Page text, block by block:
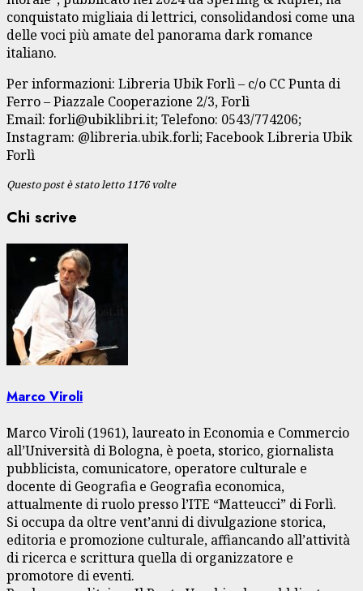
conquistato migliaia di lettrici, consolidandosi come una
delle voci più amate del panorama dark romance
italiano.
Per informazioni: Libreria Ubik Forlì – c/o CC Punta di
Ferro – Piazzale Cooperazione 2/3, Forlì
Email: forli@ubiklibri.it; Telefono: 0543/774206;
Instagram: @libreria.ubik.forli; Facebook Libreria Ubik
Forlì
Questo post è stato letto 1176 volte
Chi scrive
Marco Viroli
Marco Viroli (1961), laureato in Economia e Commercio
all’Università di Bologna, è poeta, storico, giornalista
pubblicista, comunicatore, operatore culturale e
docente di Geografia e Geografia economica,
attualmente di ruolo presso l’ITE “Matteucci” di Forlì.
Si occupa da oltre vent’anni di divulgazione storica,
editoria e promozione culturale, affiancando all’attività
di ricerca e scrittura quella di organizzatore e
promotore di eventi.